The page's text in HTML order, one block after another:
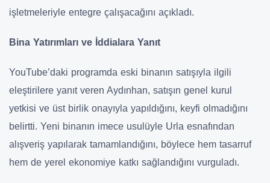
işletmeleriyle entegre çalışacağını açıkladı.
Bina Yatırımları ve İddialara Yanıt
YouTube’daki programda eski binanın satışıyla ilgili
eleştirilere yanıt veren Aydınhan, satışın genel kurul
yetkisi ve üst birlik onayıyla yapıldığını, keyfi olmadığını
belirtti. Yeni binanın imece usulüyle Urla esnafından
alışveriş yapılarak tamamlandığını, böylece hem tasarruf
hem de yerel ekonomiye katkı sağlandığını vurguladı.